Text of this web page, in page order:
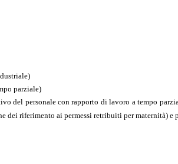
parziale)
del personale con rapporto di lavoro a tempo
dei riferimento ai permessi retribuiti per maternità) e